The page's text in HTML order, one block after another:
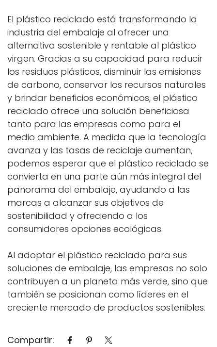
El plástico reciclado está transformando la
industria del embalaje al ofrecer una
alternativa sostenible y rentable al plástico
virgen. Gracias a su capacidad para reducir
los residuos plásticos, disminuir las emisiones
de carbono, conservar los recursos naturales
y brindar beneficios económicos, el plástico
reciclado ofrece una solución beneficiosa
tanto para las empresas como para el
medio ambiente. A medida que la tecnología
avanza y las tasas de reciclaje aumentan,
podemos esperar que el plástico reciclado se
convierta en una parte aún más integral del
panorama del embalaje, ayudando a las
marcas a alcanzar sus objetivos de
sostenibilidad y ofreciendo a los
consumidores opciones ecológicas.
Al adoptar el plástico reciclado para sus
soluciones de embalaje, las empresas no solo
contribuyen a un planeta más verde, sino que
también se posicionan como líderes en el
creciente mercado de productos sostenibles.
Compartir: